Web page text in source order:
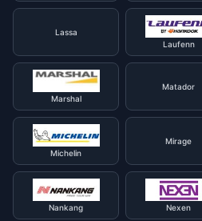
Lassa
Laufenn
Marshal
Matador
Michelin
Mirage
Nankang Nexen